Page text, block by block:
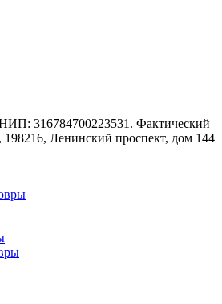
316784700223531. Фактический
198216, Ленинский проспект, дом 144